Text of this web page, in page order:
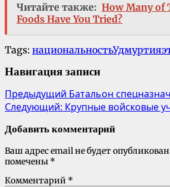
Читайте также: How Many of
Foods Have You Tried?
Tags: национальностьУдмуртия
Навигация записи
Предыдущий Батальон
Следующий: Крупные войсковые
Добавить комментарий
Ваш адрес email не будет
помечены *
Комментарий *